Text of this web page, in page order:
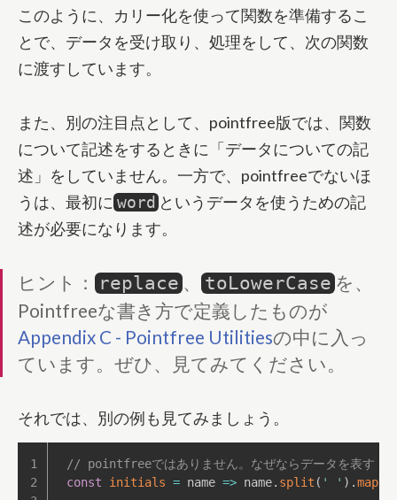
このように、カリー化を使って関数を準備するこ
とで、データを受け取り、処理をして、次の関数
に渡すしています。
また、別の注目点として、pointfree版では、関数
について記述をするときに「データについての記
述」をしていません。一方で、pointfreeでないほ
うは、最初に word というデータを使うための記
述が必要になります。
ヒント： replace 、toLowerCase を、
Pointfreeな書き方で定義したものが
Appendix C - Pointfree Utilitiesの中に入っ
ています。ぜひ、見てみてください。
それでは、別の例も見てみましょう。
// pointfreeではありません。なぜならデータを表す「
const
initials = name => name. split ( ' ' ) .map(